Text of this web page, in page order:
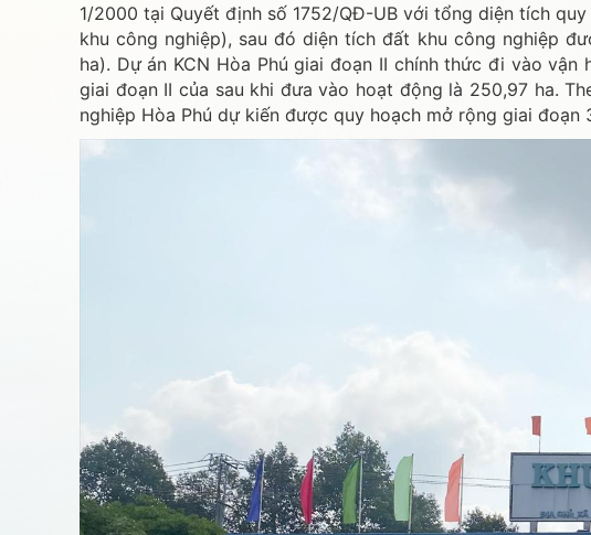
1/2000 tại Quyết định số 1752/QĐ-UB với tổng diện tích
khu công nghiệp), sau đó diện tích đất khu công nghiệp
ha). Dự án KCN Hòa Phú giai đoạn II chính thức đi vào
giai đoạn II của sau khi đưa vào hoạt động là 250,97 ha.
nghiệp Hòa Phú dự kiến được quy hoạch mở rộng giai đoạn